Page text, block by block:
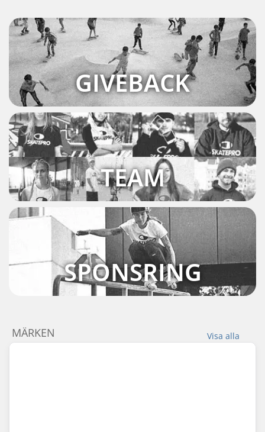
GIVEBACK
TEAM
SPONSRING
Visa alla
MÄRKEN